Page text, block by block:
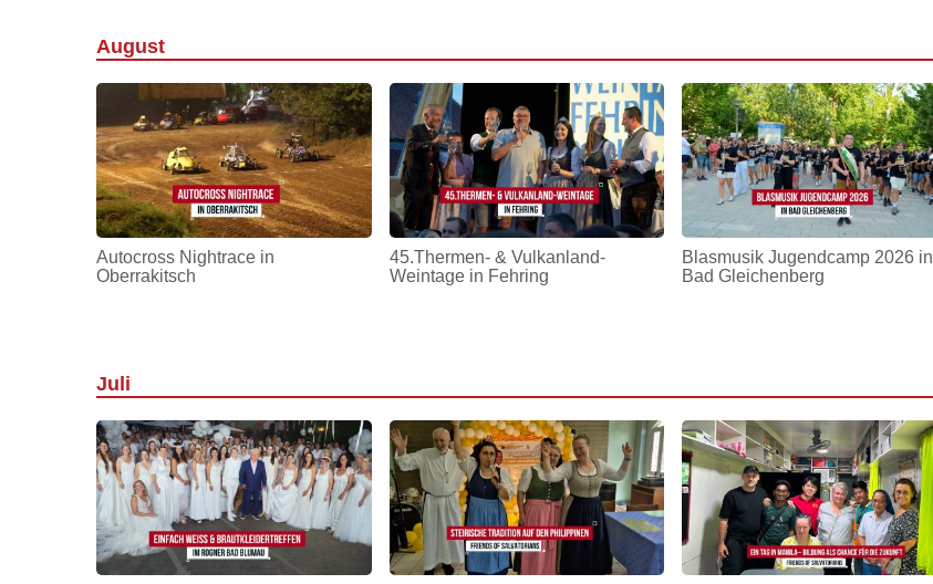
August
Autocross Nightrace in
Oberrakitsch
45.Thermen- & Vulkanland-
Weintage in Fehring
Blasmusik Jugendcamp 2026 in
Bad Gleichenberg
Juli